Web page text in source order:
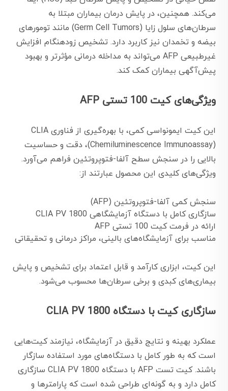
می‌کند. همچنین، در پایش درمان بیماران مبتلا به
سرطان‌های سلول زایا (Germ Cell Tumors) مانند تومورهای
بیضه و تخمدان نیز کاربرد دارد. تشخیص زودهنگام افزایش
غیرطبیعی AFP می‌تواند به مداخله درمانی مؤثرتر و بهبود
پیش‌آگهی بیماران کمک کند.
ویژگی‌های کیت 100 تستی AFP
این کیت ایمونواسی کمی، با بهره‌گیری از فناوری CLIA
(Chemiluminescence Immunoassay)، دقت و حساسیت
بالایی را در سنجش سطح آلفا-فتوپروتئین فراهم می‌آورد.
ویژگی‌های کلیدی این محصول عبارتند از:
سنجش کمی آلفا-فتوپروتئین (AFP)
سازگاری کامل با دستگاه آزمایشگاهی CLIA PV 1800
ارائه در فرمت کیت 100 تستی AFP
مناسب برای آزمایشگاه‌های بالینی، مراکز درمانی و تحقیقاتی
این کیت، ابزاری کارآمد و قابل اعتماد برای تشخیص و پایش
بیماری‌های کبدی و برخی سرطان‌ها محسوب می‌شود.
سازگاری کیت با دستگاه CLIA PV 1800
عملکرد بهینه و نتایج دقیق در آزمایشگاه، نیازمند کیت‌هایی
است که به طور کامل با دستگاه‌های مورد استفاده سازگار
باشند. کیت تست AFP با دستگاه CLIA PV 1800 سازگاری
کامل دارد و به گونه‌ای طراحی شده است که پارامترها و